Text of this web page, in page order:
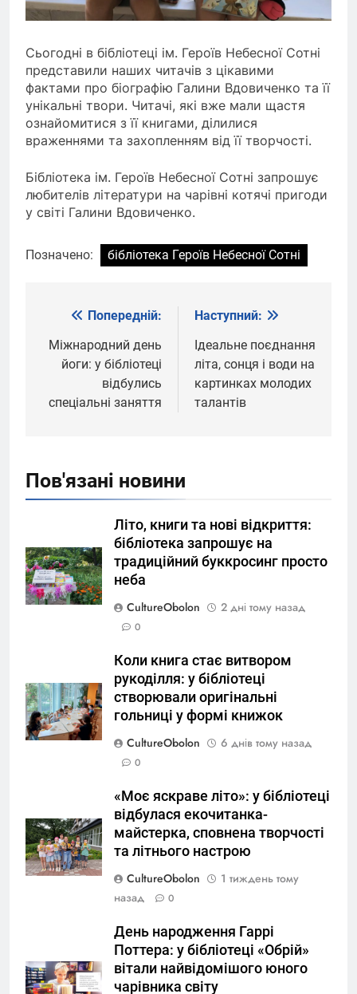
Сьогодні в бібліотеці ім. Героїв Небесної Сотні
представили наших читачів з цікавими
фактами про біографію Галини Вдовиченко та її
унікальні твори. Читачі, які вже мали щастя
ознайомитися з її книгами, ділилися
враженнями та захопленням від її творчості.
Бібліотека ім. Героїв Небесної Сотні запрошує
любителів літератури на чарівні котячі пригоди
у світі Галини Вдовиченко.
Позначено: бібліотека Героїв Небесної Сотні
Навігація
записів
Попередній:
Міжнародний день
йоги: у бібліотеці
відбулись
спеціальні заняття
Наступний:
Ідеальне поєднання
літа, сонця і води на
картинках молодих
талантів
Пов'язані новини
Літо, книги та нові відкриття:
бібліотека запрошує на
традиційний буккросинг просто
неба
CultureObolon
2 дні тому назад
0
Коли книга стає витвором
рукоділля: у бібліотеці
створювали оригінальні
гольниці у формі книжок
CultureObolon
6 днів тому назад
0
«Моє яскраве літо»: у бібліотеці
відбулася екочитанка-
майстерка, сповнена творчості
та літнього настрою
CultureObolon
1 тиждень тому
назад
0
День народження Гаррі
Поттера: у бібліотеці «Обрій»
вітали найвідомішого юного
чарівника світу